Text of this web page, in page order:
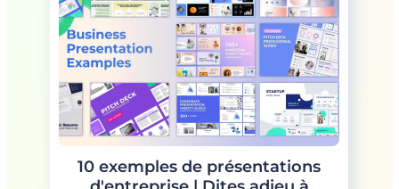
10 exemples de présentations